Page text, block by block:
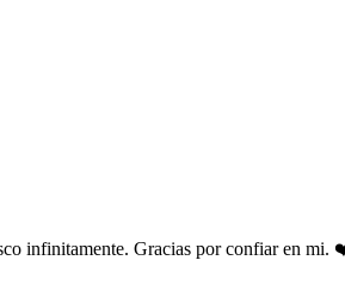
infinitamente. Gracias por confiar en mi.